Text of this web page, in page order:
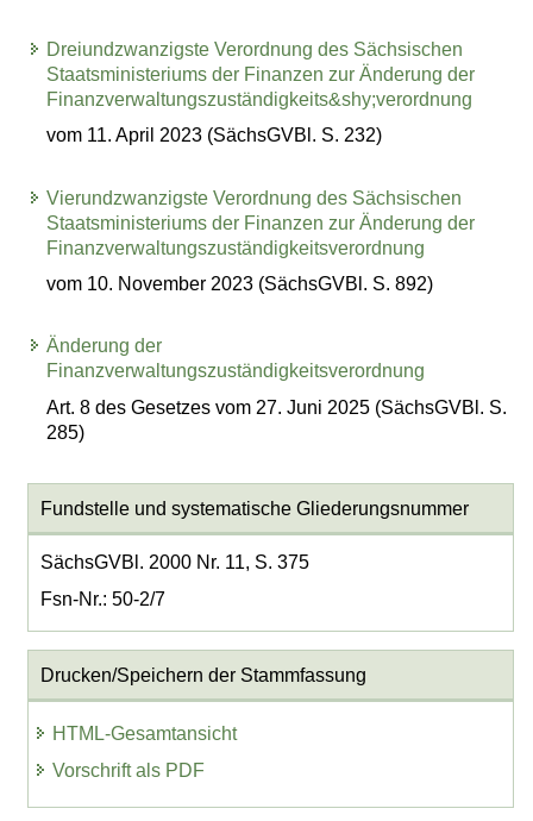
Dreiundzwanzigste Verordnung des Sächsischen
Staatsministeriums der Finanzen zur Änderung der
Finanzverwaltungszuständigkeits&shy;verordnung
vom 11. April 2023 (SächsGVBl. S. 232)
Vierundzwanzigste Verordnung des Sächsischen
Staatsministeriums der Finanzen zur Änderung der
Finanzverwaltungszuständigkeitsverordnung
vom 10. November 2023 (SächsGVBl. S. 892)
Änderung der
Finanzverwaltungszuständigkeitsverordnung
Art. 8 des Gesetzes vom 27. Juni 2025 (SächsGVBl. S.
285)
Fundstelle und systematische Gliederungsnummer
SächsGVBl. 2000 Nr. 11, S. 375
Fsn-Nr.: 50-2/7
Drucken/Speichern der Stammfassung
HTML-Gesamtansicht
Vorschrift als PDF